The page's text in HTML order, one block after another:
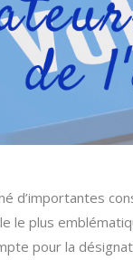
d’importantes
le plus
pour la